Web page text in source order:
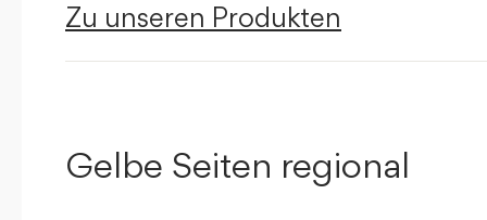
Zu unseren Produkten
Gelbe Seiten regional